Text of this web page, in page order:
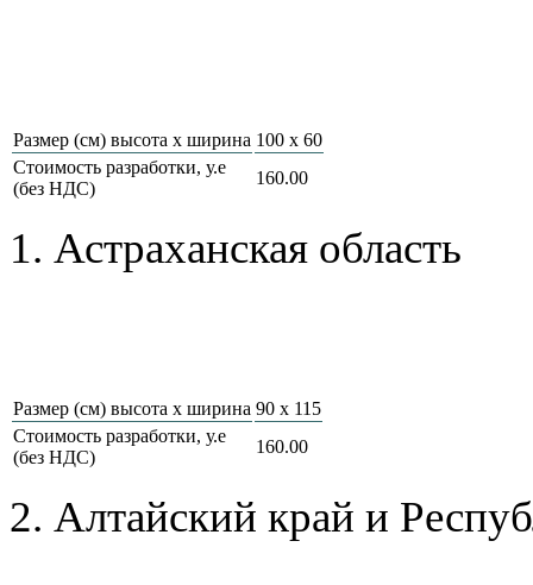
Размер (см) высота х ширина 100 х 60
Стоимость разработки, у.е
(без НДС)
160.00
1. Астраханская область
Размер (см) высота х ширина 90 x 115
Стоимость разработки, у.е
(без НДС)
160.00
2. Алтайский край и